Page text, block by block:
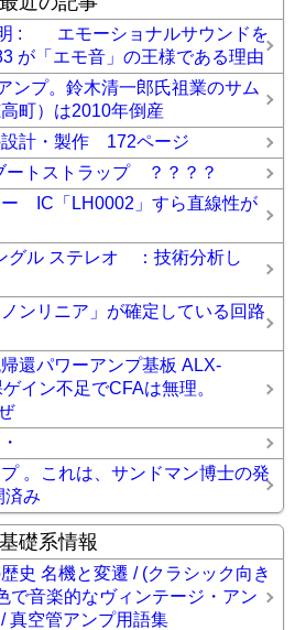
明 : エモーショナルサウンドを
が「エモ音」の王様である理由
ンプ。鈴木清一郎氏祖業のサム
町）は2010年倒産
設計・製作 172ページ
ートストラップ ？？？？
ー IC「LH0002」すら直線性が
グル ステレオ ：技術分析し
ンリニア」が確定している回路
還パワーアンプ基板 ALX-
イン不足でCFAは無理。
。これは、サンドマン博士の発
済み
基礎系情報
史 名機と変遷 / (クラシック向き
で音楽的なヴィンテージ・アン
真空管アンプ用語集